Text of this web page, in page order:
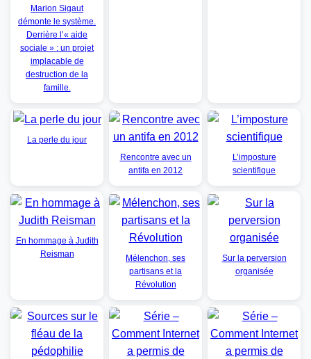
Marion Sigaut
démonte le système.
Derrière l’« aide
sociale » : un projet
implacable de
destruction de la
famille.
La perle du jour
Rencontre avec un
antifa en 2012
L’imposture
scientifique
En hommage à Judith
Reisman
Mélenchon, ses
partisans et la
Révolution
Sur la perversion
organisée